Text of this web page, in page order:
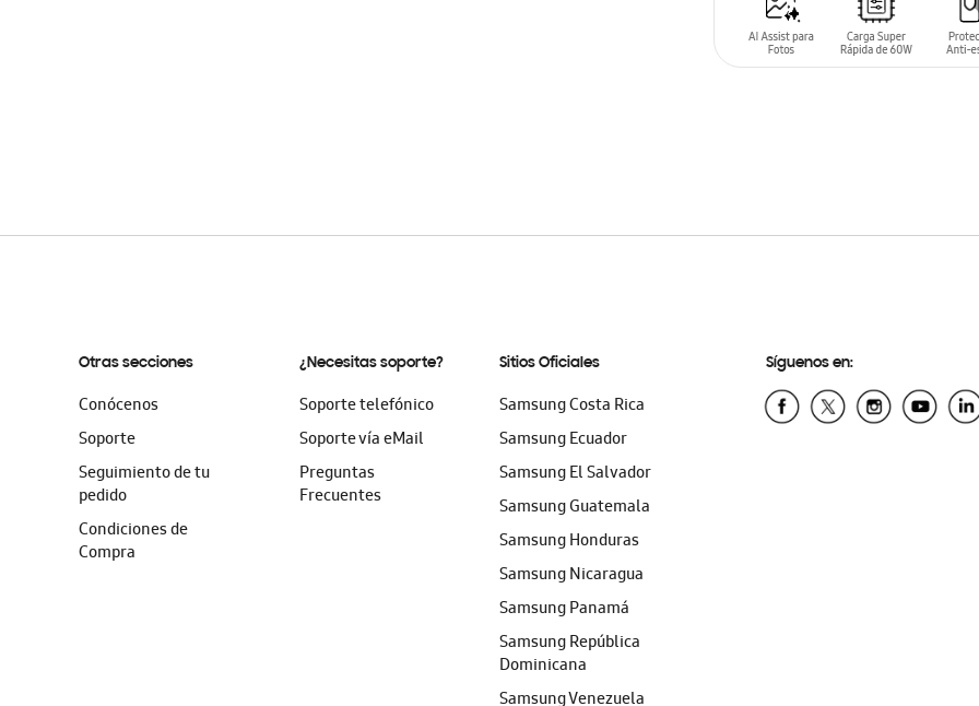
Otras secciones
Conócenos
Soporte
Seguimiento de tu
pedido
Condiciones de
Compra
¿Necesitas soporte?
Soporte telefónico
Soporte vía eMail
Preguntas
Frecuentes
Sitios Oficiales
Samsung Costa Rica
Samsung Ecuador
Samsung El Salvador
Samsung Guatemala
Samsung Honduras
Samsung Nicaragua
Samsung Panamá
Samsung República
Dominicana
Samsung Venezuela
Síguenos en: